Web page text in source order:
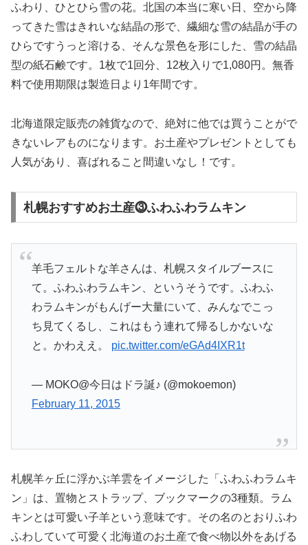
ふわり、ひとひら雪の花。北国の本当に寒い日、空から降
ってきた雪はきれいな結晶の形で、繊細な雪の結晶が手の
ひらですうっと溶ける、そんな景色を形にした、雪の結晶
型の紙石鹸です。1枚で1回分、12枚入りで1,080円。無香
料で使用期限は製造日より1年間です。
北海道限定販売の雑貨なので、絶対に他では買うことがで
きないレアものになります。お土産やプレゼントとしても
人気があり、喜ばれること間違いなし！です。
札幌おすすめお土産⓷ふわふわラムキン
羊毛フェルトな羊さんは、札幌スタイルブースに
て。ふわふわラムキン、というそうです。ふわふ
わラムキンがもんげー大量にいて、みんなでこっ
ち見てくるし、これはもう連れて帰るしかないな
と。かわええ。 pic.twitter.com/eGAd4IXR1t
— MOKO@今日はドラ誕♪ (@mokoemon)
February 11, 2015
札幌羊ヶ丘に浮かぶ羊雲をイメージした「ふわふわラムキ
ン」は、置物とストラップ、ブックマークの3種類。ラム
キンとは可愛い子羊という意味です。その名のとおりふわ
ふわしていて可愛く北海道のお土産で食べ物以外をあげる